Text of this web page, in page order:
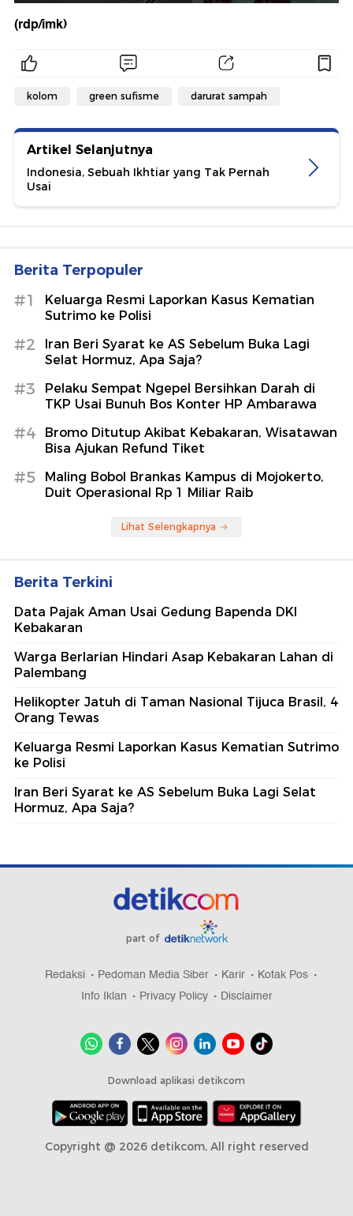
(rdp/imk)
kolom green sufisme darurat sampah
Artikel Selanjutnya
Indonesia, Sebuah Ikhtiar yang Tak Pernah
Usai
Berita Terpopuler
#1
Keluarga Resmi Laporkan Kasus Kematian
Sutrimo ke Polisi
#2
Iran Beri Syarat ke AS Sebelum Buka Lagi
Selat Hormuz, Apa Saja?
#3
Pelaku Sempat Ngepel Bersihkan Darah di
TKP Usai Bunuh Bos Konter HP Ambarawa
#4
Bromo Ditutup Akibat Kebakaran, Wisatawan
Bisa Ajukan Refund Tiket
#5
Maling Bobol Brankas Kampus di Mojokerto,
Duit Operasional Rp 1 Miliar Raib
Lihat Selengkapnya
Berita Terkini
Data Pajak Aman Usai Gedung Bapenda DKI
Kebakaran
Warga Berlarian Hindari Asap Kebakaran Lahan di
Palembang
Helikopter Jatuh di Taman Nasional Tijuca Brasil, 4
Orang Tewas
Keluarga Resmi Laporkan Kasus Kematian Sutrimo
ke Polisi
Iran Beri Syarat ke AS Sebelum Buka Lagi Selat
Hormuz, Apa Saja?
part of
Redaksi Pedoman Media Siber Karir
Kotak Pos
Info Iklan
Privacy Policy Disclaimer
Download aplikasi detikcom
Copyright @ 2026 detikcom, All right reserved